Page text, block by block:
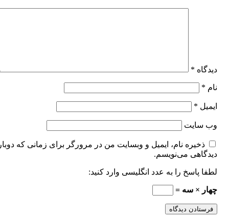
دیدگاه *
نام *
ایمیل *
وب‌ سایت
ذخیره نام، ایمیل و وبسایت من در مرورگر برای زمانی که
دیدگاهی می‌نویسم.
لطفا پاسخ را به عدد انگلیسی وارد کنید:
چهار × سه =